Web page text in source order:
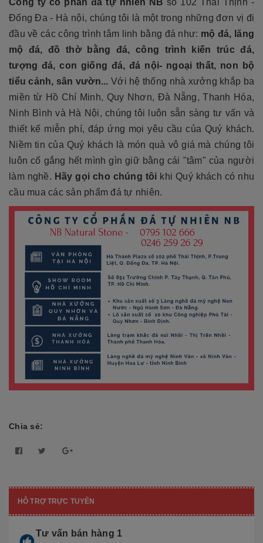
Công ty cổ phần đá tự nhiên NB số 102 Thái Thịnh -
Đống Đa - Hà nội, chúng tôi là một trong những đơn vị đi
đầu về các công trình tâm linh bằng đá như: mộ đá, lăng
mộ đá, đồ thờ bằng đá, công trình kiến trúc đá,
tượng đá, con giống đá, đá nội- ngoại thất, non bộ
tiểu cảnh, sân vườn...Với hệ thống nhà xưởng khắp ba
miền từ Hồ Chí Minh, Quy Nhơn, Đà Nẵng, Thanh Hóa,
Ninh Bình và Hà Nội, chúng tôi luôn sẵn sàng tư vấn và
thiết kế miễn phí, đáp ứng mọi yêu cầu của Quý khách.
Niềm tin của Quý khách là món quà vô giá mà chúng tôi
luôn cố gắng hết mình gìn giữ bằng cái "tâm" của người
làm nghề. Hãy gọi cho chúng tôi khi Quý khách có nhu
cầu mua các sản phẩm đá tự nhiên.
Chia sẻ:
HỖ TRỢ TRỰC TUYẾN
Tư vấn bán hàng 1